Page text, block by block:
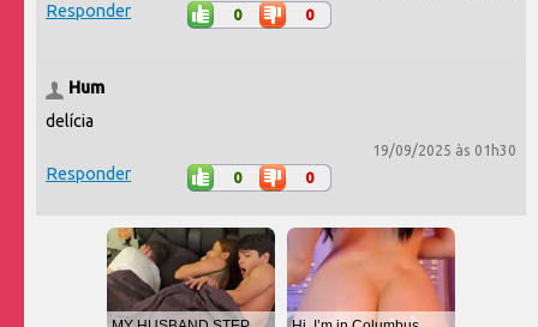
Responder 0 0
Hum
delícia
19/09/2025 às 01h30
Responder 0 0